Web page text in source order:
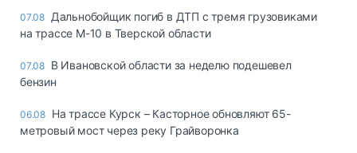
07.08 Дальнобойщик погиб в ДТП с тремя грузовиками
на трассе М-10 в Тверской области
07.08 В Ивановской области за неделю подешевел
бензин
06.08 На трассе Курск – Касторное обновляют 65-
метровый мост через реку Грайворонка